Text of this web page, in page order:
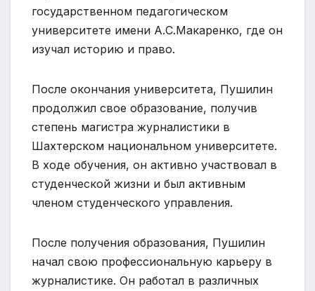
государственном педагогическом
университете имени А.С.Макаренко, где он
изучал историю и право.
После окончания университета, Пушилин
продолжил свое образование, получив
степень магистра журналистики в
Шахтерском национальном университете.
В ходе обучения, он активно участвовал в
студенческой жизни и был активным
членом студенческого управления.
После получения образования, Пушилин
начал свою профессиональную карьеру в
журналистике. Он работал в различных